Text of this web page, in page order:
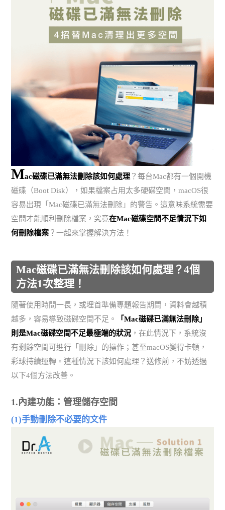
Mac磁碟已滿無法刪除該如何處理 ？每台Mac都有一個開機
磁碟（Boot Disk），如果檔案占用太多硬碟空間，macOS很
容易出現「Mac磁碟已滿無法刪除」的警告。這意味系統需要
空間才能順利刪除檔案，究竟在Mac磁碟空間不足情況下如
何刪除檔案 ？一起來掌握解決方法！
Mac磁碟已滿無法刪除該如何處理？4個
方法1次整理！
隨著使用時間一長，或埋首準備專題報告期間，資料會越積
越多，容易導致磁碟空間不足。
「Mac磁碟已滿無法刪除」
則是Mac磁碟空間不足最極端的狀況 ，在此情況下，系統沒
有剩餘空間可進行「刪除」的操作；甚至macOS變得卡頓，
彩球持續運轉。這種情況下該如何處理？送修前，不妨透過
以下4個方法改善。
1.內建功能：管理儲存空間
(1)手動刪除不必要的文件